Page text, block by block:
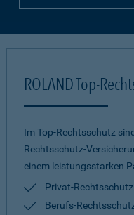
ROLAND Top-
Im Top-Rechtsschutz
Rechtsschutz-
einem leistungsstarken
Privat-Rechtsschutz
Berufs-